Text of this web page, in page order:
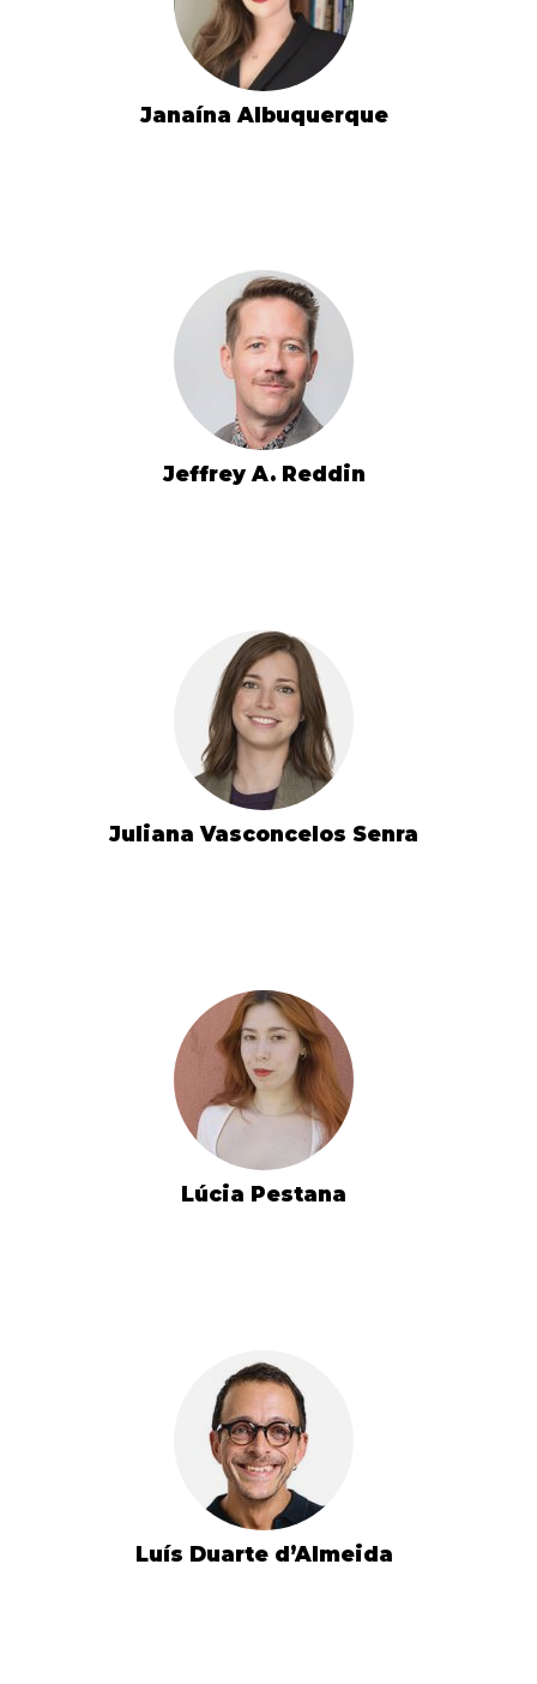
Janaína Albuquerque
Jeffrey A. Reddin
Juliana Vasconcelos Senra
Lúcia Pestana
Luís Duarte d’Almeida